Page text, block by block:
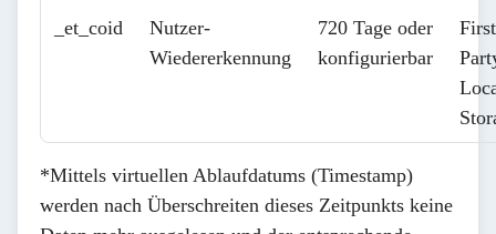
_et_coid
Nutzer-
Wiedererkennung
720 Tage oder
konfigurierbar
*Mittels virtuellen Ablaufdatums (Timestamp)
werden nach Überschreiten dieses Zeitpunkts keine